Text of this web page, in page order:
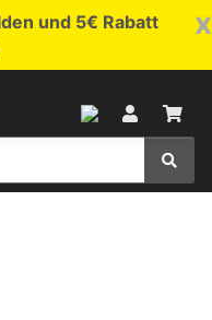
x
und 5€ Rabatt